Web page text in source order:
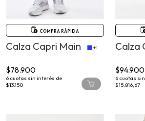
COMPRA RÁPIDA
Calza Capri Main +1
$78.900
6 cuotas sin interés de
$13.150
Calza
$94.900
6 cuotas
$15.816,67